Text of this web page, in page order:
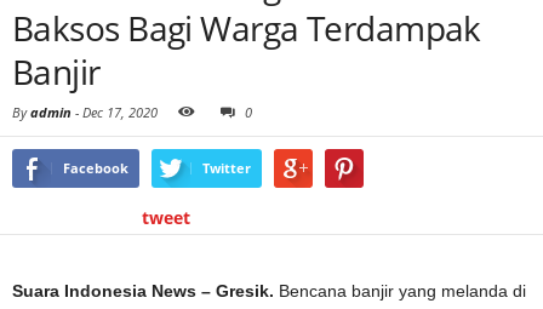
Baksos Bagi Warga Terdampak
Banjir
Byadmin - Dec 17, 2020 0
Facebook Twitter
tweet
Suara Indonesia News – Gresik. Bencana banjir yang melanda di